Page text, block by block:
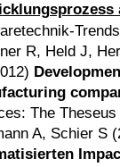
R, Held J,
The Theseus
A, Schier S